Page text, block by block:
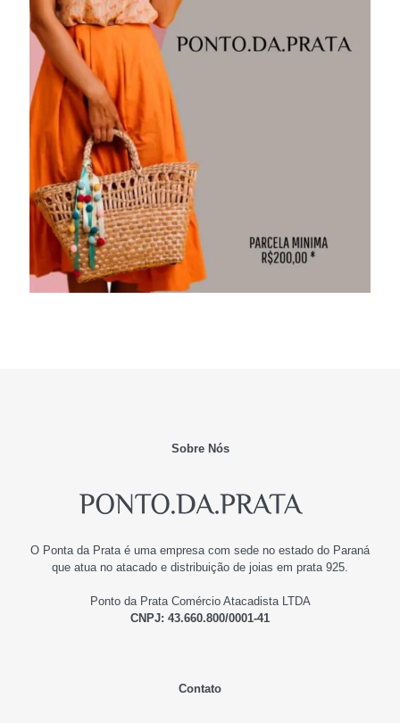
Sobre Nós
O Ponta da Prata é uma empresa com sede no estado do Paraná
que atua no atacado e distribuição de joias em prata 925.
Ponto da Prata Comércio Atacadista LTDA
CNPJ: 43.660.800/0001-41
Contato